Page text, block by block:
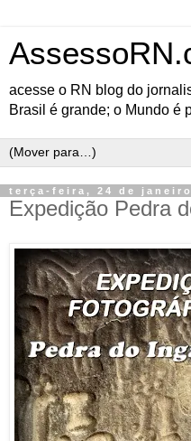
acesse o RN blog do
Brasil é grande; o Mundo é
terça-feira, 24 de janeiro
Expedição Pedra